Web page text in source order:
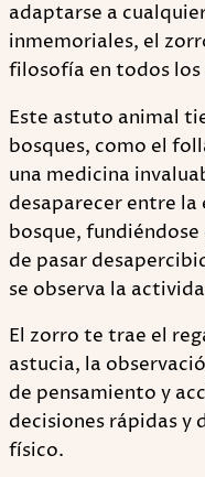
adaptarse a
inmemoriales, el
filosofía en todos
Este astuto animal
bosques, como el
una medicina
desaparecer entre
bosque,
de pasar
se observa la
El zorro te trae el
astucia, la
de pensamiento y
decisiones rápidas y
físico.